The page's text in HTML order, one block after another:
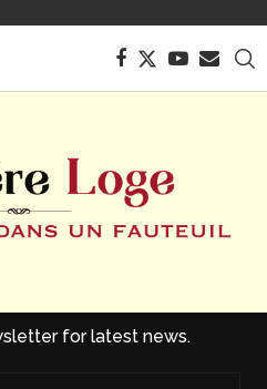
for latest news.